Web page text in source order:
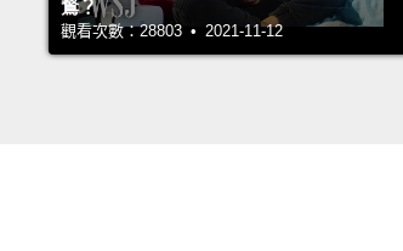
鶩？
觀看次數：28803 • 2021-11-12